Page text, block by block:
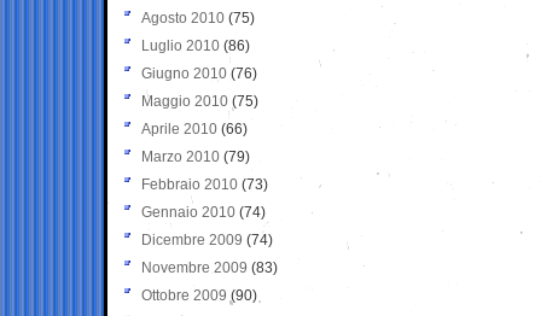
Agosto 2010 (75)
Luglio 2010 (86)
Giugno 2010 (76)
Maggio 2010 (75)
Aprile 2010 (66)
Marzo 2010 (79)
Febbraio 2010 (73)
Gennaio 2010 (74)
Dicembre 2009 (74)
Novembre 2009 (83)
Ottobre 2009 (90)